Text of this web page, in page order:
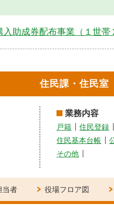
助成券配布事業（１世帯
住民課・住民室
業務内容
戸籍 住民登録
住民基本台帳
その他
当者 役場フロア図